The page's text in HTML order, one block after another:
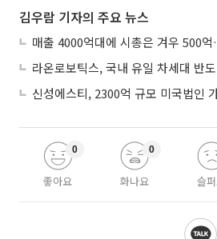
김우람 기자의 주요 뉴스
좋아요
0
화나요
0
슬